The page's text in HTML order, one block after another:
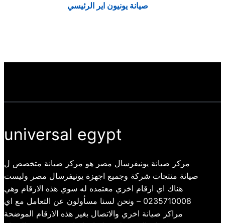
صيانة يونيون اير الرئيسي
universal egypt
مركز صيانة يونيفرسال مصر هو مركز صيانة متخصص ل
صيانة منتجات شركة وجميع اجهزة يونيفرسال مصر وليست
هناك اي ارقام اخري معتمده له سوي هذه الارقام وهي
0235710008 – ونحن لسنا مسأولون عن التعامل مع اي
مراكز صيانة اخري والاتصال بغير هذه الارقام الموضحة